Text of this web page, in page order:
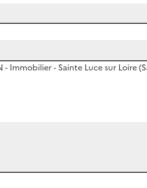
- Immobilier - Sainte Luce sur Loire